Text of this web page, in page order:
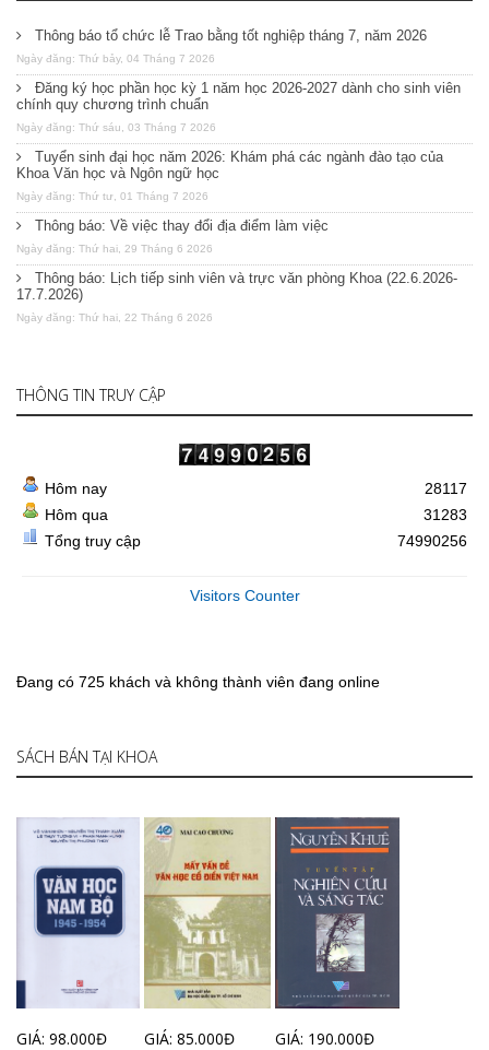
Thông báo tổ chức lễ Trao bằng tốt nghiệp tháng 7, năm 2026
Ngày đăng: Thứ bảy, 04 Tháng 7 2026
Đăng ký học phần học kỳ 1 năm học 2026-2027 dành cho sinh viên
chính quy chương trình chuẩn
Ngày đăng: Thứ sáu, 03 Tháng 7 2026
Tuyển sinh đại học năm 2026: Khám phá các ngành đào tạo của
Khoa Văn học và Ngôn ngữ học
Ngày đăng: Thứ tư, 01 Tháng 7 2026
Thông báo: Về việc thay đổi địa điểm làm việc
Ngày đăng: Thứ hai, 29 Tháng 6 2026
Thông báo: Lịch tiếp sinh viên và trực văn phòng Khoa (22.6.2026-
17.7.2026)
Ngày đăng: Thứ hai, 22 Tháng 6 2026
THÔNG TIN TRUY CẬP
Hôm nay
Hôm qua
Tổng truy cập
28117
31283
74990256
Visitors Counter
Đang có 725 khách và không thành viên đang online
SÁCH BÁN TẠI KHOA
GIÁ: 98.000Đ GIÁ: 85.000Đ GIÁ: 190.000Đ